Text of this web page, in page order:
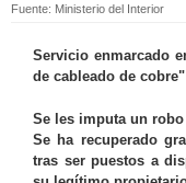
Fuente: Ministerio del Interior
Servicio enmarcado
de cableado de cobre"
Se les imputa un
Se ha recuperado
tras ser puestos a